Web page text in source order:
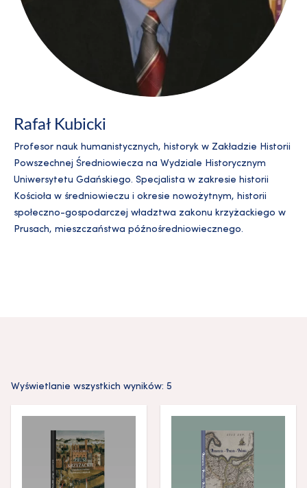
Rafał Kubicki
Profesor nauk humanistycznych, historyk w Zakładzie Historii
Powszechnej Średniowiecza na Wydziale Historycznym
Uniwersytetu Gdańskiego. Specjalista w zakresie historii
Kościoła w średniowieczu i okresie nowożytnym, historii
społeczno-gospodarczej władztwa zakonu krzyżackiego w
Prusach, mieszczaństwa późnośredniowiecznego.
Wyświetlanie wszystkich wyników: 5